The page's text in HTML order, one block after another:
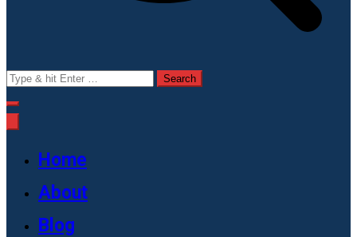
Search
for:
Home
About
Blog